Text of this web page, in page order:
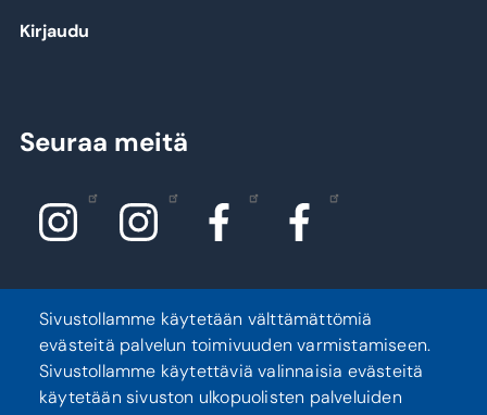
Kirjaudu
Seuraa meitä
Tietosuoja Saavutettavuusseloste
Sivustollamme käytetään välttämättömiä
evästeitä palvelun toimivuuden varmistamiseen.
Sivustollamme käytettäviä valinnaisia evästeitä
käytetään sivuston ulkopuolisten palveluiden